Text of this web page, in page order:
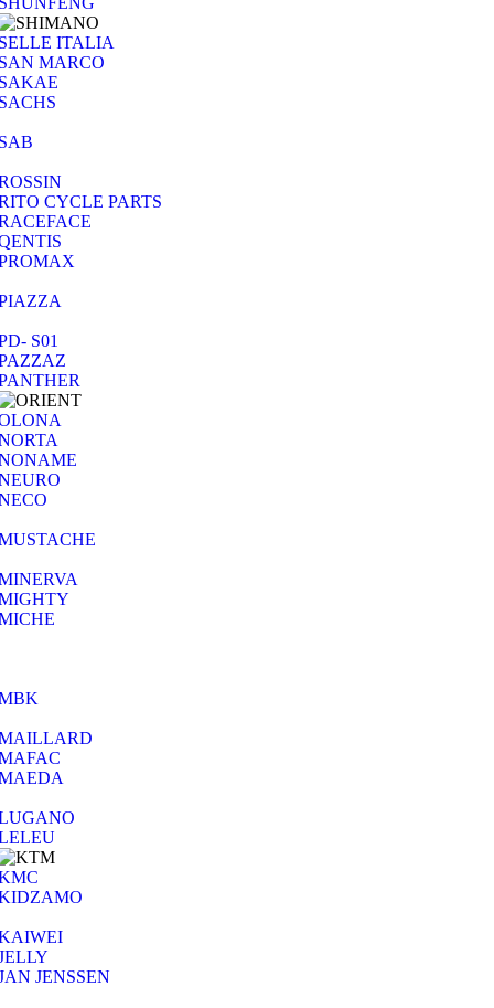
ITALIA
MARCO
CYCLE PARTS
S01
JENSSEN